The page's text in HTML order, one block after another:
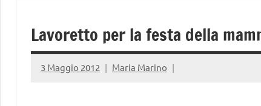
Lavoretto per la festa della
3 Maggio 2012 Maria Marino